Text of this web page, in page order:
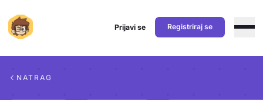
Prijavi se Registriraj se
NATRAG